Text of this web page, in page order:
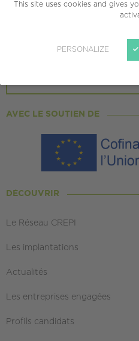
This site uses cookies and gives
PERSONALIZE
AVEC LE SOUTIEN DE
DÉCOUVRIR
Le Réseau CREPI
Les implantations
Actualités
Les entreprises engagées
Profils candidats